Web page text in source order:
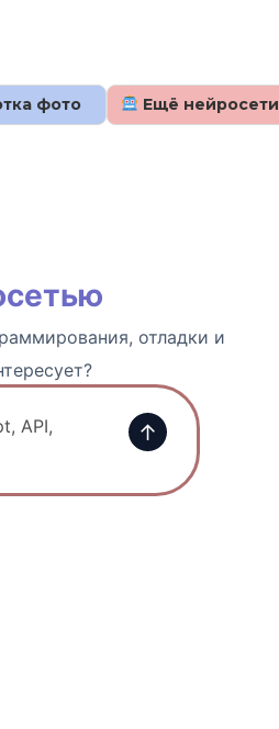
фото Ещё нейросети
отладки и
↑